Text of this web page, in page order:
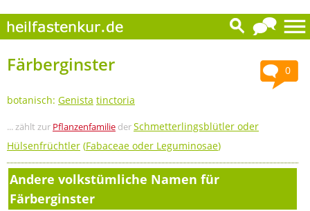
0
Färberginster
botanisch: Genista tinctoria
... zählt zur Pflanzenfamilie derSchmetterlingsblütler oder
Hülsenfrüchtler (Fabaceae oder Leguminosae)
Andere volkstümliche Namen für
Färberginster